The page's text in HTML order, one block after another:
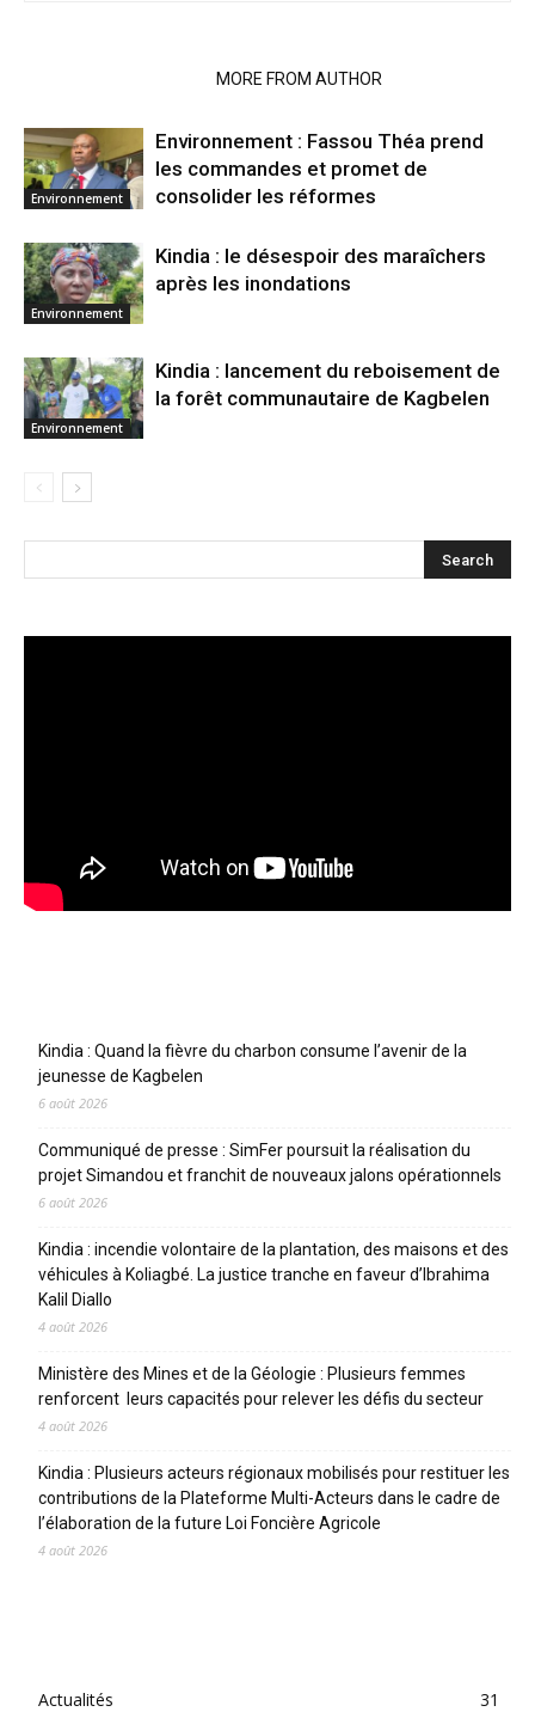
MORE FROM AUTHOR
Environnement
Environnement : Fassou Théa prend
les commandes et promet de
consolider les réformes
Environnement
Kindia : le désespoir des maraîchers
après les inondations
Environnement
Kindia : lancement du reboisement de
la forêt communautaire de Kagbelen
Kindia : Quand la fièvre du charbon consume l’avenir de la
jeunesse de Kagbelen
6 août 2026
Communiqué de presse : SimFer poursuit la réalisation du
projet Simandou et franchit de nouveaux jalons opérationnels
6 août 2026
Kindia : incendie volontaire de la plantation, des maisons et des
véhicules à Koliagbé. La justice tranche en faveur d’Ibrahima
Kalil Diallo
4 août 2026
Ministère des Mines et de la Géologie : Plusieurs femmes
renforcent leurs capacités pour relever les défis du secteur
4 août 2026
Kindia : Plusieurs acteurs régionaux mobilisés pour restituer les
contributions de la Plateforme Multi-Acteurs dans le cadre de
l’élaboration de la future Loi Foncière Agricole
4 août 2026
Actualités 31